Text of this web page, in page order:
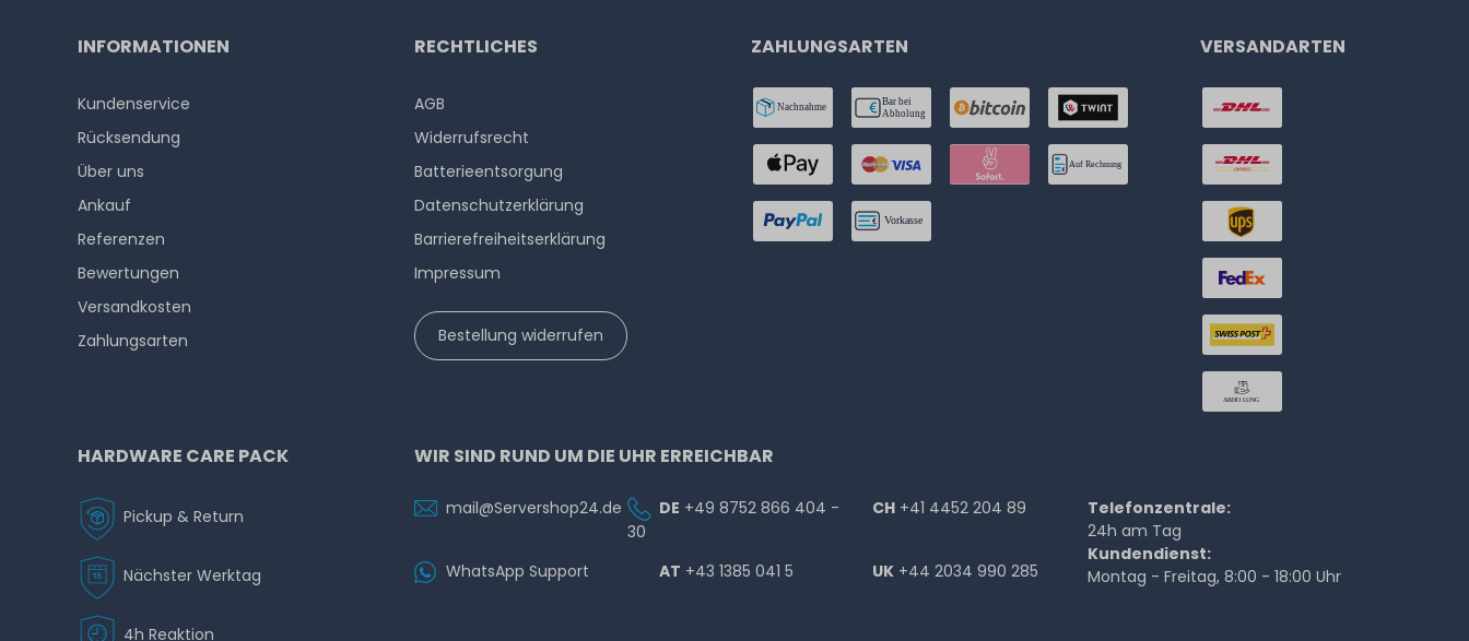
INFORMATIONEN
Kundenservice
Rücksendung
Über uns
Ankauf
Referenzen
Bewertungen
Versandkosten
Zahlungsarten
RECHTLICHES
AGB
Widerrufs­recht
Batterieentsorgung
Datenschutzerklärung
Barrierefreiheitserklärung
Impressum
Bestellung widerrufen
ZAHLUNGSARTEN VERSANDARTEN
HARDWARE CARE PACK
Pickup & Return
Nächster Werktag
4h Reaktion
WIR SIND RUND UM DIE UHR ERREICHBAR
mail@Servershop24.de DE +49 8752 866 404 -
30
CH +41 4452 204 89
WhatsApp Support AT +43 1385 041 5 UK +44 2034 990 285
Telefonzentrale:
24h am Tag
Kundendienst:
Montag - Freitag, 8:00 - 18:00 Uhr